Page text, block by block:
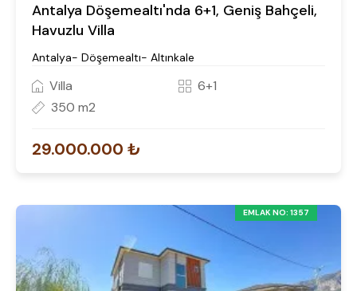
Antalya Döşemealtı'nda 6+1, Geniş Bahçeli,
Havuzlu Villa
Antalya- Döşemealtı- Altınkale
Villa
6+1
350 m2
29.000.000 ₺
EMLAK NO: 1357